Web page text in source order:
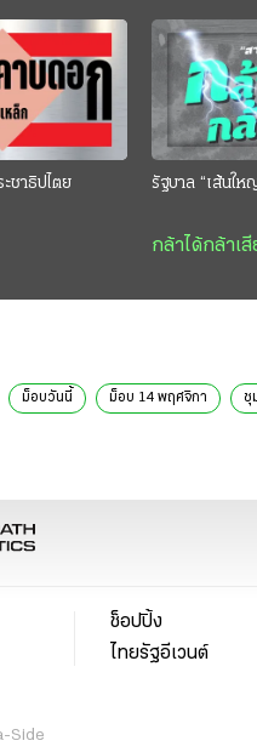
ชาธิปไตย รัฐบาล “เส้นให
กล้าได้กล้าเสี
ม็อบวันนี้ ม็อบ 14 พฤศจิกา ชุ
Side
ช็อปปิ้ง
ไทยรัฐอีเวนต์